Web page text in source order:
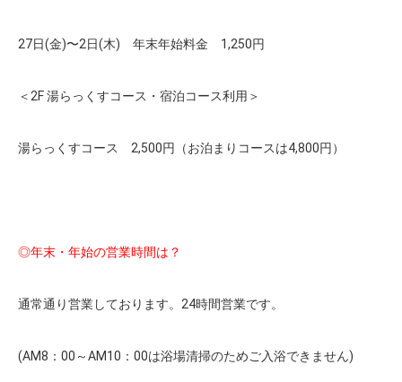
27日(金)〜2日(木) 年末年始料金 1,250円
＜2F 湯らっくすコース・宿泊コース利用＞
湯らっくすコース 2,500円（お泊まりコースは4,800円）
◎年末・年始の営業時間は？
通常通り営業しております。24時間営業です。
(AM8：00～AM10：00は浴場清掃のためご入浴できません)